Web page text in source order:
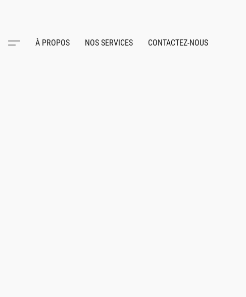
À PROPOS NOS SERVICES CONTACTEZ-NOUS